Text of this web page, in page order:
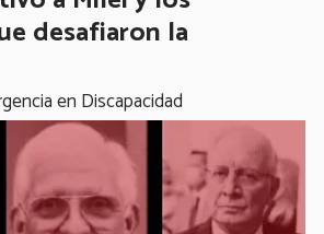
desafiaron la
en Discapacidad